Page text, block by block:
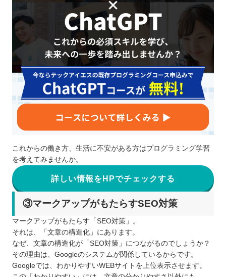
これからの働き方、生活に不安がある方はプログラミング学習
を考えてみませんか。
詳しい情報をHPでチェックする
③マークアップがもたらすSEO対策
マークアップがもたらす「SEO対策」。
それは、「文章の構造化」にあります。
なぜ、文章の構造化が「SEO対策」につながるのでしょうか？
その理由は、Googleのシステムが関係しているからです。
Googleでは、わかりやすいWEBサイトを上位表示させます。